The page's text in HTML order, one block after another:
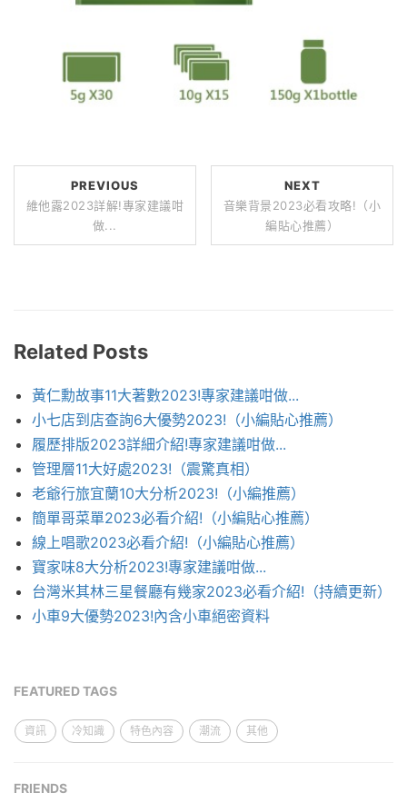
PREVIOUS
維他露2023詳解!專家建議咁
做...
NEXT
音樂背景2023必看攻略!（小
編貼心推薦）
Related Posts
黃仁勳故事11大著數2023!專家建議咁做...
小七店到店查詢6大優勢2023!（小編貼心推薦）
履歷排版2023詳細介紹!專家建議咁做...
管理層11大好處2023!（震驚真相）
老爺行旅宜蘭10大分析2023!（小編推薦）
簡單哥菜單2023必看介紹!（小編貼心推薦）
線上唱歌2023必看介紹!（小編貼心推薦）
寶家味8大分析2023!專家建議咁做...
台灣米其林三星餐廳有幾家2023必看介紹!（持續更新）
小車9大優勢2023!內含小車絕密資料
FEATURED TAGS
資訊 冷知識 特色內容 潮流 其他
FRIENDS